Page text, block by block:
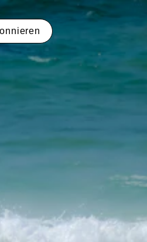
2025
Redaktionsanschrift: